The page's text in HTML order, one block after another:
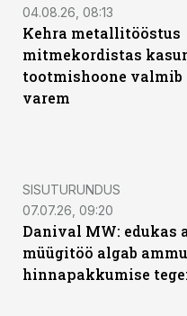
04.08.26, 08:13
Kehra metallitööstus
mitmekordistas
tootmishoone
varem
ST
SISUTURUNDUS
07.07.26, 09:20
Danival MW: edukas
müügitöö algab
hinnapakkumise